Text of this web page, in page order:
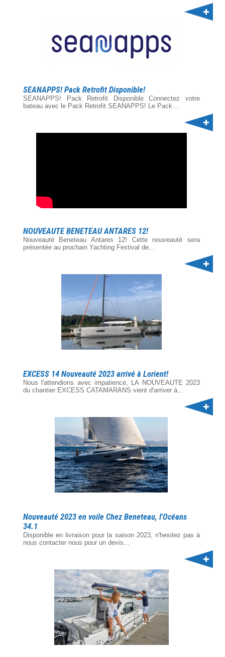
SEANAPPS! Pack Retrofit Disponible!
SEANAPPS! Pack Retrofit Disponible Connectez votre
bateau avec le Pack Retrofit SEANAPPS! Le Pack...
NOUVEAUTE BENETEAU ANTARES 12!
Nouveauté Beneteau Antares 12! Cette nouveauté sera
présentée au prochain Yachting Festival de...
EXCESS 14 Nouveauté 2023 arrivé à Lorient!
Nous l'attendions avec impatience, LA NOUVEAUTE 2023
du chantier EXCESS CATAMARANS vient d'arriver à...
Nouveauté 2023 en voile Chez Beneteau, l'Océans
34.1
Disponible en livraison pour la saison 2023, n'hesitez pas à
nous contacter nous pour un devis...